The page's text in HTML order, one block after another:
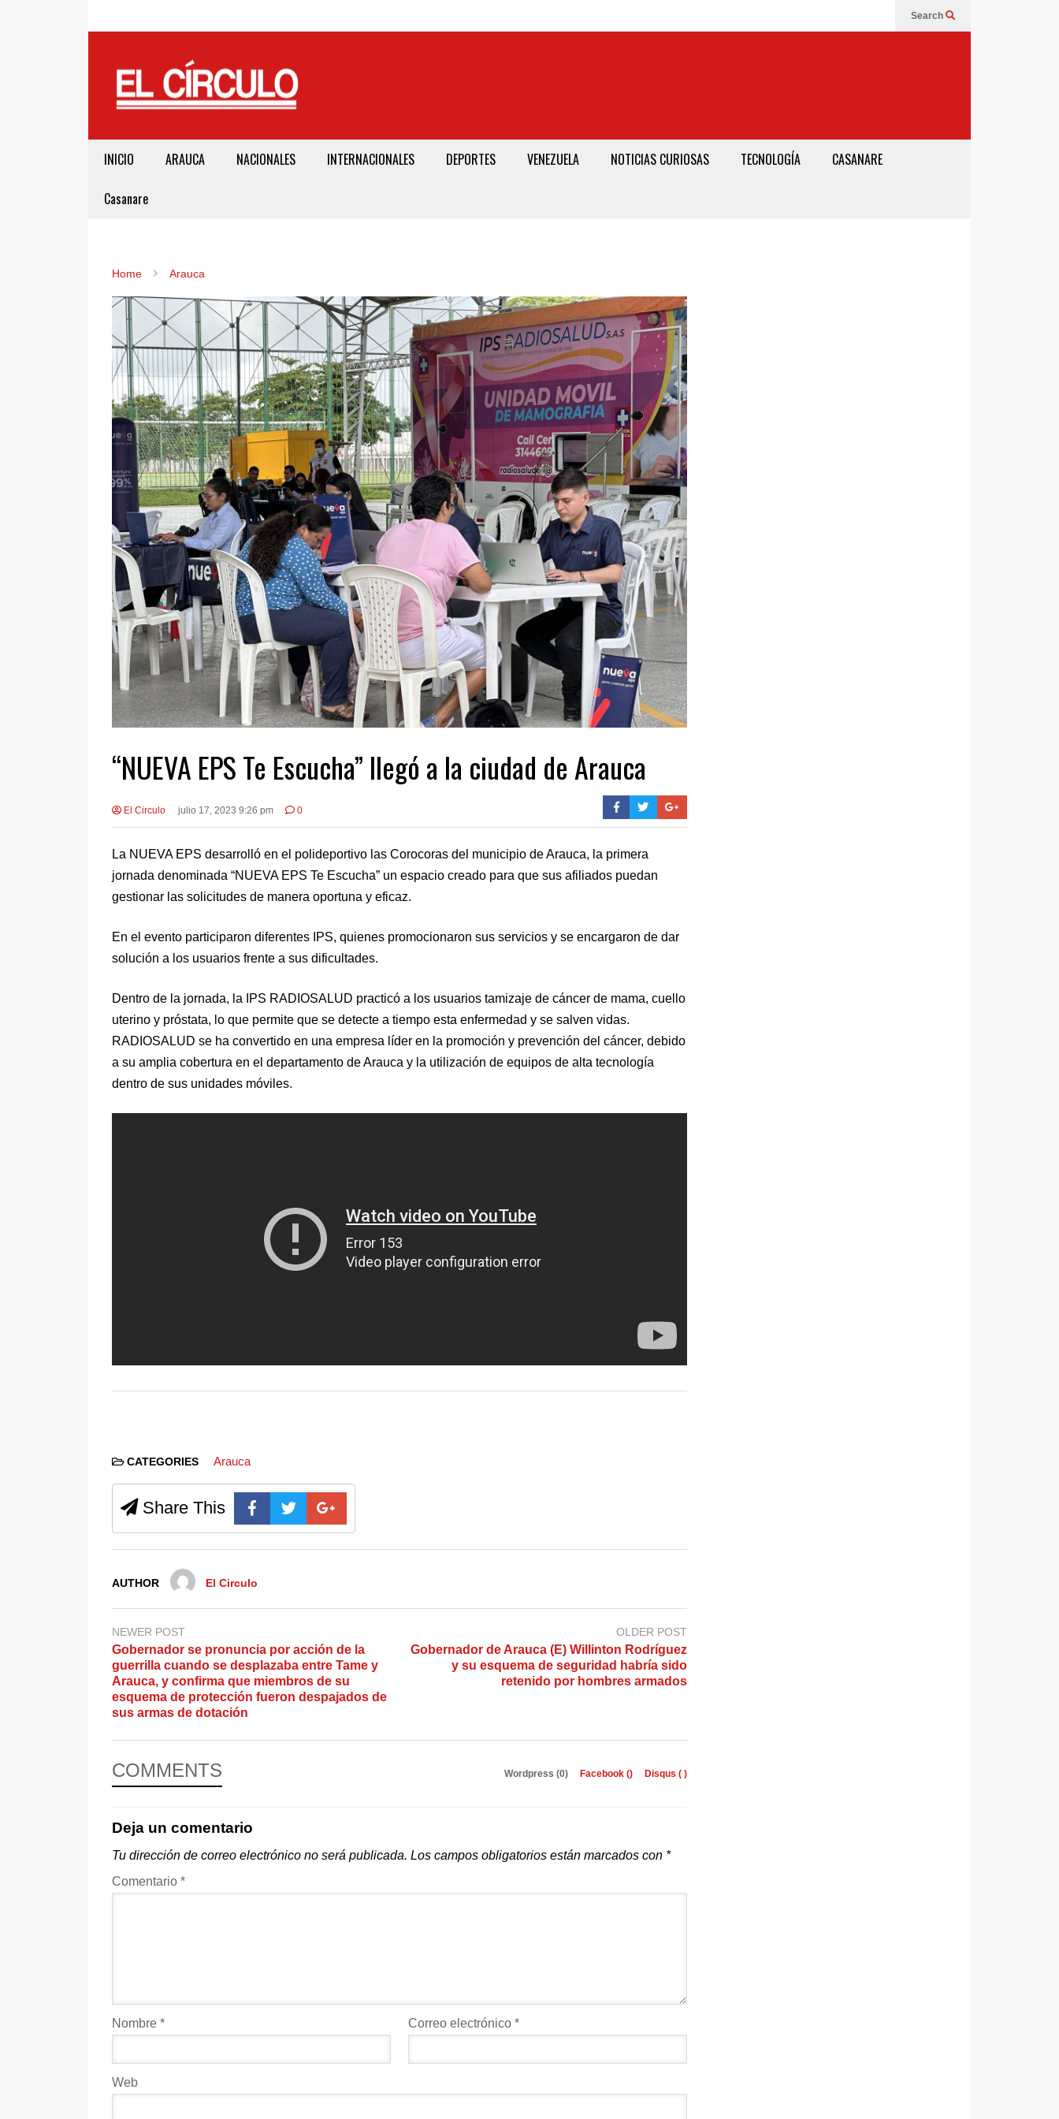
Search
INICIO ARAUCA NACIONALES INTERNACIONALES DEPORTES VENEZUELA NOTICIAS CURIOSAS TECNOLOGÍA CASANARE
Casanare
Home Arauca
“NUEVA EPS Te Escucha” llegó a la ciudad de Arauca
El Circulo julio 17, 2023 9:26 pm 0
La NUEVA EPS desarrolló en el polideportivo las Corocoras del municipio de Arauca, la primera
jornada denominada “NUEVA EPS Te Escucha” un espacio creado para que sus afiliados puedan
gestionar las solicitudes de manera oportuna y eficaz.
En el evento participaron diferentes IPS, quienes promocionaron sus servicios y se encargaron de dar
solución a los usuarios frente a sus dificultades.
Dentro de la jornada, la IPS RADIOSALUD practicó a los usuarios tamizaje de cáncer de mama, cuello
uterino y próstata, lo que permite que se detecte a tiempo esta enfermedad y se salven vidas.
RADIOSALUD se ha convertido en una empresa líder en la promoción y prevención del cáncer, debido
a su amplia cobertura en el departamento de Arauca y la utilización de equipos de alta tecnología
dentro de sus unidades móviles.
CATEGORIES Arauca
Share This
AUTHOR El Circulo
NEWER POST
Gobernador se pronuncia por acción de la
guerrilla cuando se desplazaba entre Tame y
Arauca, y confirma que miembros de su
esquema de protección fueron despajados de
sus armas de dotación
OLDER POST
Gobernador de Arauca (E) Willinton Rodríguez
y su esquema de seguridad habría sido
retenido por hombres armados
COMMENTS Wordpress (0) Facebook () Disqus ( )
Deja un comentario
Tu dirección de correo electrónico no será publicada. Los campos obligatorios están marcados con *
Comentario *
Nombre * Correo electrónico *
Web